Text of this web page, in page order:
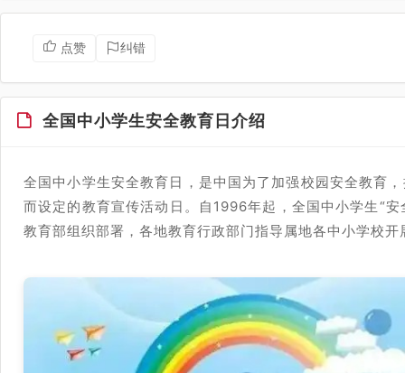
点赞 纠错
全国中小学生安全教育日介绍
全国中小学生安全教育日，是中国为了加强校园安全教育
而设定的教育宣传活动日。自1996年起，全国中小学生“
教育部组织部署，各地教育行政部门指导属地各中小学校